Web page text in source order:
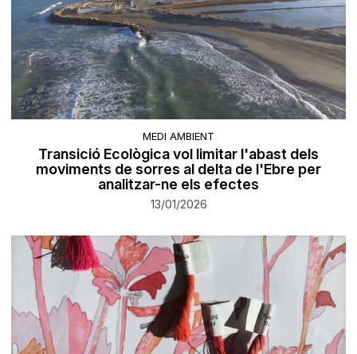
MEDI AMBIENT
Transició Ecològica vol limitar l'abast dels
moviments de sorres al delta de l'Ebre per
analitzar-ne els efectes
13/01/2026